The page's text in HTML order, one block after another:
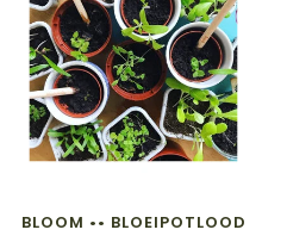
BLOOM •• BLOEIPOTLOOD